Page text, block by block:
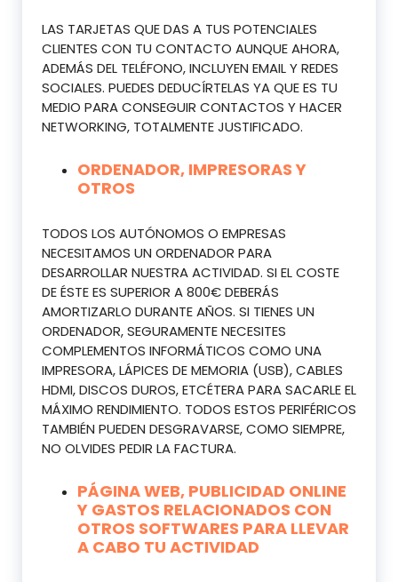
LAS TARJETAS QUE DAS A TUS POTENCIALES
CLIENTES CON TU CONTACTO AUNQUE AHORA,
ADEMÁS DEL TELÉFONO, INCLUYEN EMAIL Y REDES
SOCIALES. PUEDES DEDUCÍRTELAS YA QUE ES TU
MEDIO PARA CONSEGUIR CONTACTOS Y HACER
NETWORKING, TOTALMENTE JUSTIFICADO.
ORDENADOR, IMPRESORAS Y
OTROS
TODOS LOS AUTÓNOMOS O EMPRESAS
NECESITAMOS UN ORDENADOR PARA
DESARROLLAR NUESTRA ACTIVIDAD. SI EL COSTE
DE ÉSTE ES SUPERIOR A 800€ DEBERÁS
AMORTIZARLO DURANTE AÑOS. SI TIENES UN
ORDENADOR, SEGURAMENTE NECESITES
COMPLEMENTOS INFORMÁTICOS COMO UNA
IMPRESORA, LÁPICES DE MEMORIA (USB), CABLES
HDMI, DISCOS DUROS, ETCÉTERA PARA SACARLE EL
MÁXIMO RENDIMIENTO. TODOS ESTOS PERIFÉRICOS
TAMBIÉN PUEDEN DESGRAVARSE, COMO SIEMPRE,
NO OLVIDES PEDIR LA FACTURA.
PÁGINA WEB, PUBLICIDAD ONLINE
Y GASTOS RELACIONADOS CON
OTROS SOFTWARES PARA LLEVAR
A CABO TU ACTIVIDAD